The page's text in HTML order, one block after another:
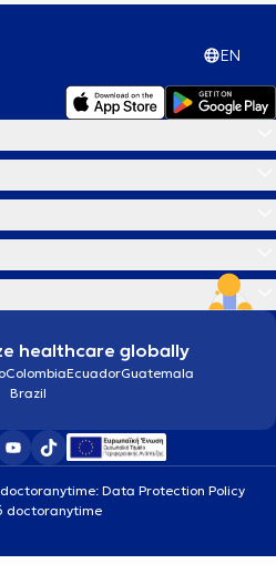
EN
healthcare globally
ColombiaEcuadorGuatemala
Brazil
doctoranytime: Data Protection Policy
doctoranytime